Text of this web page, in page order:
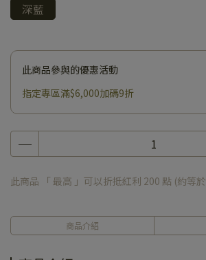
深藍
此商品參與的優惠活動
指定專區滿$6,000加碼9折
此商品 「 最高 」可以折抵紅利 200 點 (約等於
商品介紹